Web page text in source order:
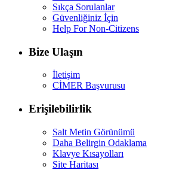
Sıkça Sorulanlar
Güvenliğiniz İçin
Help For Non-Citizens
Bize Ulaşın
İletişim
CİMER Başvurusu
Erişilebilirlik
Salt Metin Görünümü
Daha Belirgin Odaklama
Klavye Kısayolları
Site Haritası